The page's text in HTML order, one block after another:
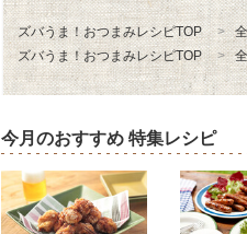
ズバうま！おつまみレシピTOP
ズバうま！おつまみレシピTOP
今月のおすすめ 特集レシピ